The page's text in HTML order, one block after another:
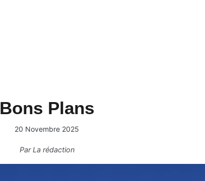
Bons Plans
20 Novembre 2025
ParLa rédaction